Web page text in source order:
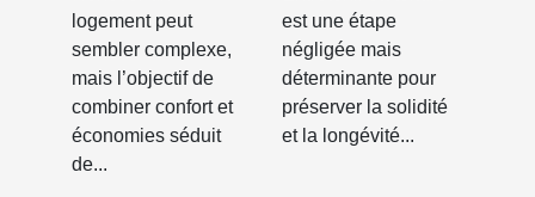
dans la
rénovation ?
logement peut
sembler complexe,
mais l’objectif de
combiner confort et
économies séduit
de...
de votre
toiture ?
est une étape
négligée mais
déterminante pour
préserver la solidité
et la longévité...